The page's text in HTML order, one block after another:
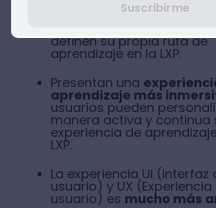
formativa mucho más
interactiva, ya que son los
definen su propia ruta de
aprendizaje en la LXP.
Presentan una
aprendizaje más
usuarios pueden
manera activa y continua
experiencia de
LXP.
La experiencia UI (interfaz
usuario) y UX (Experiencia
usuario) es mucho más
Suscribirme